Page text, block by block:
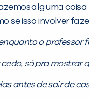
alguma
se isso involver
o professor
só pra mostrar
antes de sair de